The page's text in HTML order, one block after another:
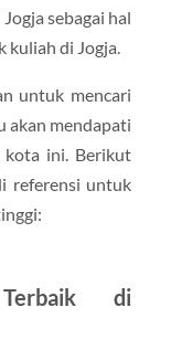
sebagai hal
kuliah di Jogja.
untuk mencari
akan mendapati
kota ini. Berikut
referensi untuk
di